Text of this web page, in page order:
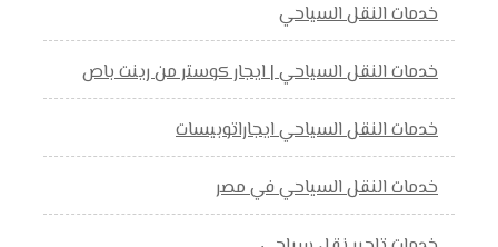
خدمات النقل السياحي
خدمات النقل السياحي | ايجار كوستر من رينت باص
خدمات النقل السياحي ايجاراتوبيسات
خدمات النقل السياحي في مصر